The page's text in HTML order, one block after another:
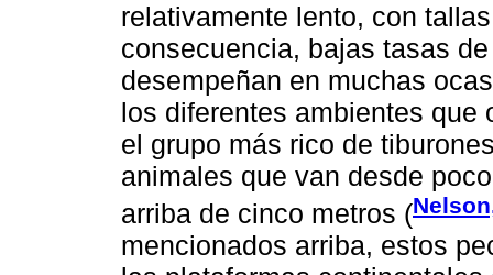
relativamente lento, con
consecuencia, bajas tasas
desempeñan en muchas
los diferentes ambientes que
el grupo más rico de
animales que van desde
arriba de cinco metros (
mencionados arriba, estos